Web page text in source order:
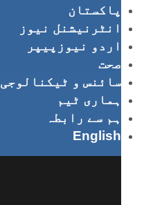
پاکستان
انٹرنیشنل نیوز
اردو نیوزپیپر
صحت
سائنس و ٹیکنالوجی
ہماری ٹیم
ہم سے رابطہ
English